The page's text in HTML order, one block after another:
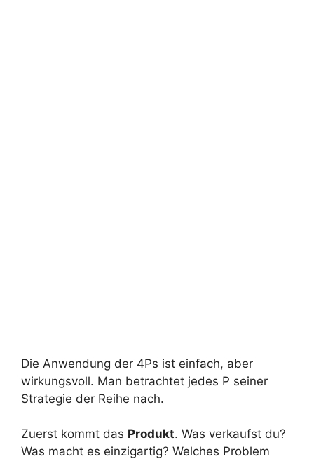
Die Anwendung der 4Ps ist einfach, aber
wirkungsvoll. Man betrachtet jedes P seiner
Strategie der Reihe nach.
Zuerst kommt das Produkt. Was verkaufst du?
Was macht es einzigartig? Welches Problem